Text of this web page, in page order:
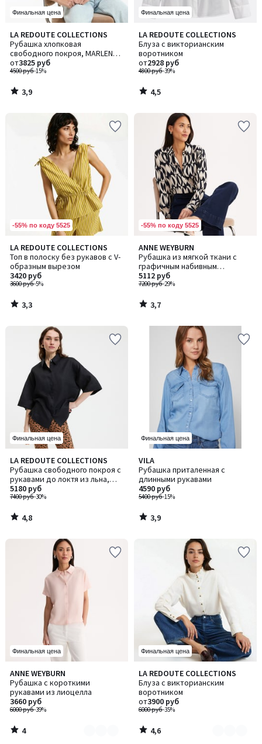
Финальная цена
LA REDOUTE COLLECTIONS
Рубашка хлопковая
свободного покроя, MARLENE /
МАРЛЕН
4500 руб-15%
от3825 руб
3,9
/ 5
3,9
/
Финальная цена
LA REDOUTE COLLECTIONS
Блуза с викторианским
воротником
4800 руб-39%
от2928 руб
4,5
/ 5
4,5
/
-55% по коду 5525
LA REDOUTE COLLECTIONS
Топ в полоску без рукавов с V-
образным вырезом
3600 руб-5%
3420 руб
3,3
/ 5
3,3
/
-55% по коду 5525
ANNE WEYBURN
Рубашка из мягкой ткани с
графичным набивным
рисунком, рукав длинный
7200 руб-29%
5112 руб
3,7
/ 5
3,7
/
Финальная цена
LA REDOUTE COLLECTIONS
Рубашка свободного покроя с
рукавами до локтя из льна,
AMBER / ЭМБЕР
7400 руб-30%
5180 руб
4,8
/ 5
4,8
/
Финальная цена
VILA
Рубашка приталенная с
длинными рукавами
5400 руб-15%
4590 руб
3,9
/ 5
3,9
/
Финальная цена
ANNE WEYBURN
Рубашка с короткими
рукавами из лиоцелла
6000 руб-39%
3660 руб
4
/
5
Количество
цветов:
2
4
/
Финальная цена
LA REDOUTE COLLECTIONS
Блуза с викторианским
воротником
6000 руб-35%
от3900 руб
4,6
/ 5
Количество
цветов:
3
4,6
/